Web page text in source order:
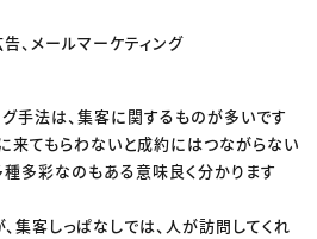
、メールマーケティング
手法は、集客に関するものが多いです
来てもらわないと成約にはつながらない
多彩なのもある意味良く分かります
集客しっぱなしでは、人が訪問してくれ